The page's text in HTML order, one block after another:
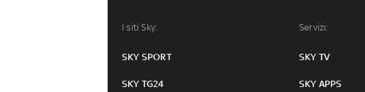
I siti Sky:
SKY SPORT
SKY TG24
Servizi:
SKY TV
SKY APPS